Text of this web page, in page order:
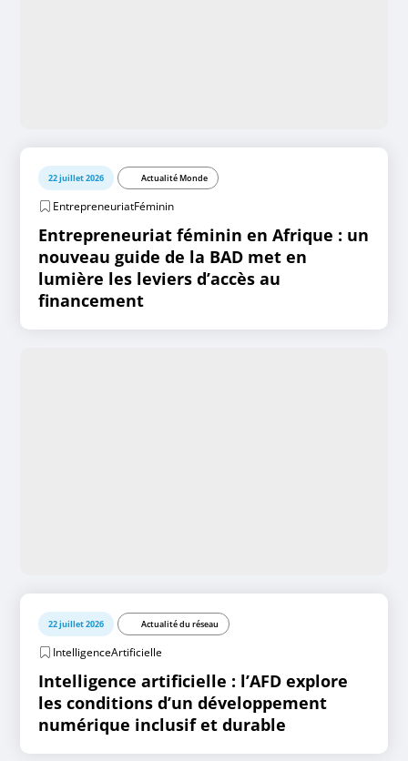
22 juillet 2026 Actualité Monde
EntrepreneuriatFéminin
Entrepreneuriat féminin en Afrique : un
nouveau guide de la BAD met en
lumière les leviers d’accès au
financement
22 juillet 2026 Actualité du réseau
IntelligenceArtificielle
Intelligence artificielle : l’AFD explore
les conditions d’un développement
numérique inclusif et durable